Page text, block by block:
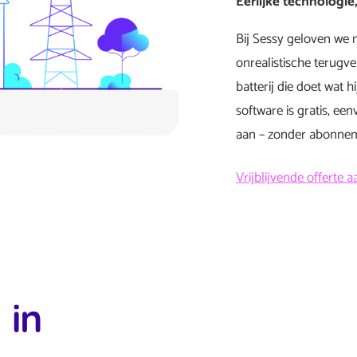
Bij Sessy geloven
onrealistische
batterij die doet wat
software is gratis,
aan – zonder
Vrijblijvende offerte